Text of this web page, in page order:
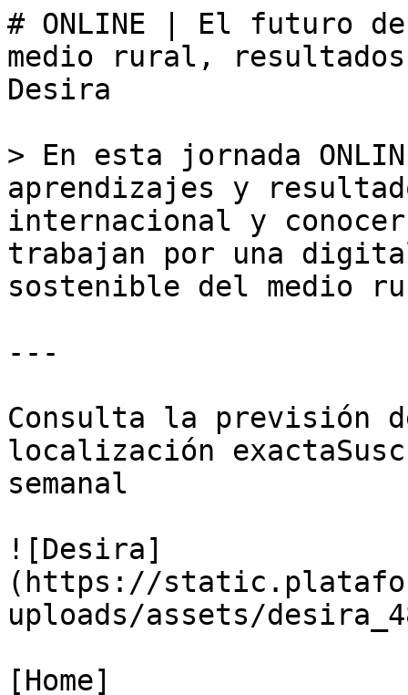
# ONLINE | El futuro
medio rural,
Desira
> En esta jornada
aprendizajes y
internacional y
trabajan por una
sostenible del medio
---
Consulta la previsión
localización
semanal
![Desira]
(https://
uploads/assets/
[Home]